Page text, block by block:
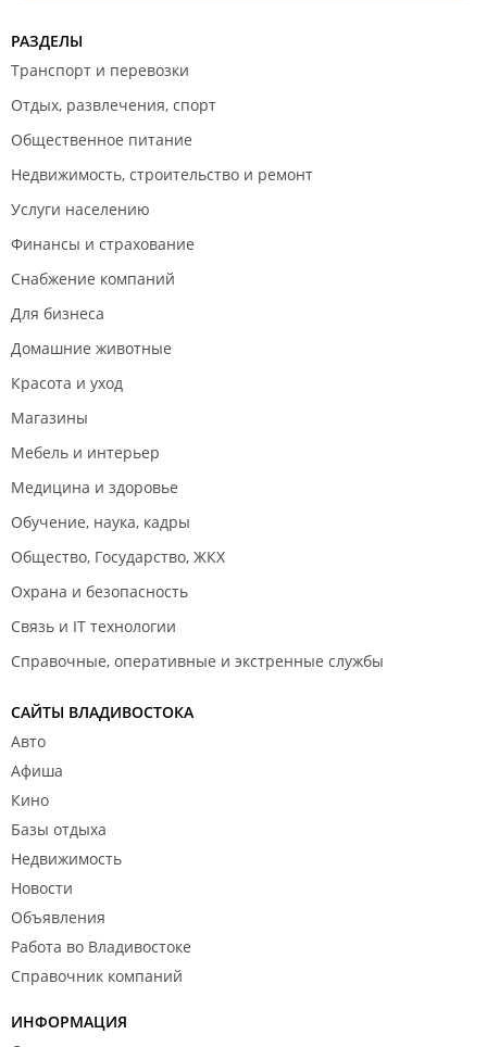
РАЗДЕЛЫ
Транспорт и перевозки
Отдых, развлечения, спорт
Общественное питание
Недвижимость, строительство и ремонт
Услуги населению
Финансы и страхование
Снабжение компаний
Для бизнеса
Домашние животные
Красота и уход
Магазины
Мебель и интерьер
Медицина и здоровье
Обучение, наука, кадры
Общество, Государство, ЖКХ
Охрана и безопасность
Связь и IT технологии
Справочные, оперативные и экстренные службы
САЙТЫ ВЛАДИВОСТОКА
Авто
Афиша
Кино
Базы отдыха
Недвижимость
Новости
Объявления
Работа во Владивостоке
Справочник компаний
ИНФОРМАЦИЯ